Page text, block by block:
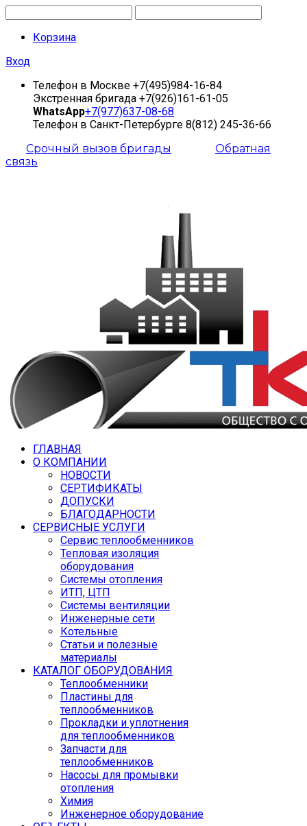
Корзина
Вход
Телефон в Москве +7(495)984-16-84
Экстренная бригада +7(926)161-61-05
WhatsApp+7(977)637-08-68
Телефон в Санкт-Петербурге 8(812) 245-36-66
Срочный вызов бригады
Обратная
связь
ГЛАВНАЯ
О КОМПАНИИ
НОВОСТИ
СЕРТИФИКАТЫ
ДОПУСКИ
БЛАГОДАРНОСТИ
СЕРВИСНЫЕ УСЛУГИ
Сервис теплообменников
Тепловая изоляция
оборудования
Системы отопления
ИТП, ЦТП
Системы вентиляции
Инженерные сети
Котельные
Статьи и полезные
материалы
КАТАЛОГ ОБОРУДОВАНИЯ
Теплообменники
Пластины для
теплообменников
Прокладки и уплотнения
для теплообменников
Запчасти для
теплообменников
Насосы для промывки
отопления
Химия
Инженерное оборудование